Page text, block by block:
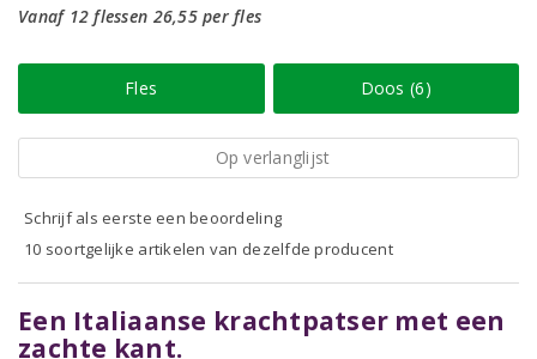
Vanaf 12 flessen 26,55 per fles
Fles Doos (6)
Op verlanglijst
Schrijf als eerste een beoordeling
10 soortgelijke artikelen van dezelfde producent
Een Italiaanse krachtpatser met een
zachte kant.